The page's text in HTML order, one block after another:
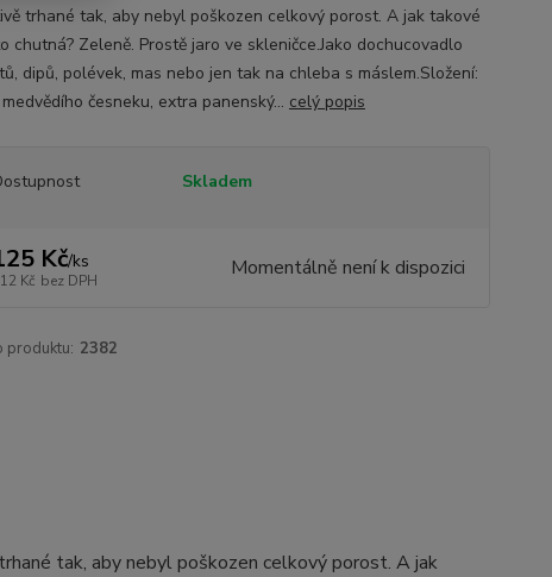
trhané tak, aby nebyl poškozen celkový porost. A jak takové
chutná? Zeleně. Prostě jaro ve skleničce.Jako dochucovadlo
dipů, polévek, mas nebo jen tak na chleba s máslem.Složení:
česneku, extra panenský... celý popis
Skladem
Kč/ks
Kč bez DPH Momentálně není k dispozici
produktu: 2382
tak, aby nebyl poškozen celkový porost. A jak